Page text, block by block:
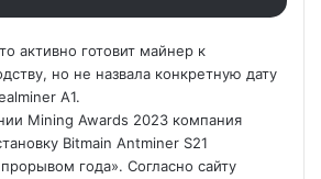
активно готовит майнер к
но не назвала конкретную дату
A1.
Mining Awards 2023 компания
Bitmain Antminer S21
года». Согласно сайту